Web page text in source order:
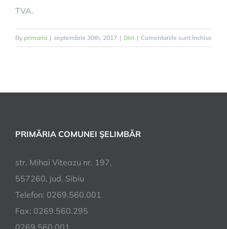
TVA.
By primaria | septembrie 30th, 2017 | Stiri | Comentariile sunt închise
PRIMĂRIA COMUNEI ŞELIMBĂR
str. Mihai Viteazu nr. 197,
557260, jud. Sibiu
Telefon: 0269.560.001
Fax: 0269.560.295
0269.560.001